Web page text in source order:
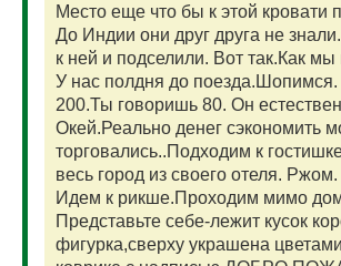
Место еще что бы к этой кровати
До Индии они друг друга не
к ней и подселили. Вот так.Как
У нас полдня до поезда.Шопимся.
200.Ты говоришь 80. Он
Окей.Реально денег сэкономить
торговались..Подходим к
весь город из своего отеля. Ржом.
Идем к рикше.Проходим мимо
Представьте себе-лежит кусок
фигурка,сверху украшена